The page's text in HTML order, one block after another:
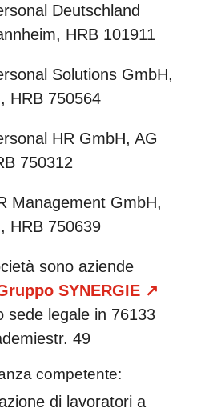
Deutschland
HRB 101911
Solutions GmbH,
HRB 750564
HR GmbH, AG
750312
Management GmbH,
HRB 750639
sono aziende
SYNERGIE ↗
sede legale in 76133
49
competente:
di lavoratori a